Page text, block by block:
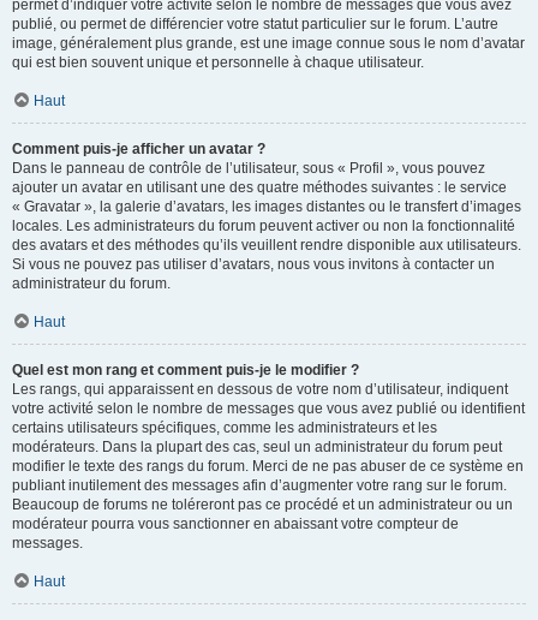
permet d’indiquer votre activité selon le nombre de messages que vous avez
publié, ou permet de différencier votre statut particulier sur le forum. L’autre
image, généralement plus grande, est une image connue sous le nom d’avatar
qui est bien souvent unique et personnelle à chaque utilisateur.
Haut
Comment puis-je afficher un avatar ?
Dans le panneau de contrôle de l’utilisateur, sous « Profil », vous pouvez
ajouter un avatar en utilisant une des quatre méthodes suivantes : le service
« Gravatar », la galerie d’avatars, les images distantes ou le transfert d’images
locales. Les administrateurs du forum peuvent activer ou non la fonctionnalité
des avatars et des méthodes qu’ils veuillent rendre disponible aux utilisateurs.
Si vous ne pouvez pas utiliser d’avatars, nous vous invitons à contacter un
administrateur du forum.
Haut
Quel est mon rang et comment puis-je le modifier ?
Les rangs, qui apparaissent en dessous de votre nom d’utilisateur, indiquent
votre activité selon le nombre de messages que vous avez publié ou identifient
certains utilisateurs spécifiques, comme les administrateurs et les
modérateurs. Dans la plupart des cas, seul un administrateur du forum peut
modifier le texte des rangs du forum. Merci de ne pas abuser de ce système en
publiant inutilement des messages afin d’augmenter votre rang sur le forum.
Beaucoup de forums ne toléreront pas ce procédé et un administrateur ou un
modérateur pourra vous sanctionner en abaissant votre compteur de
messages.
Haut